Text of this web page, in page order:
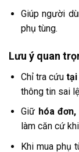
Giúp người
phụ tùng.
Lưu ý quan
Chỉ tra cứutại
thông tin sai
Giữ hóa
làm căn cứ
Khi mua phụ